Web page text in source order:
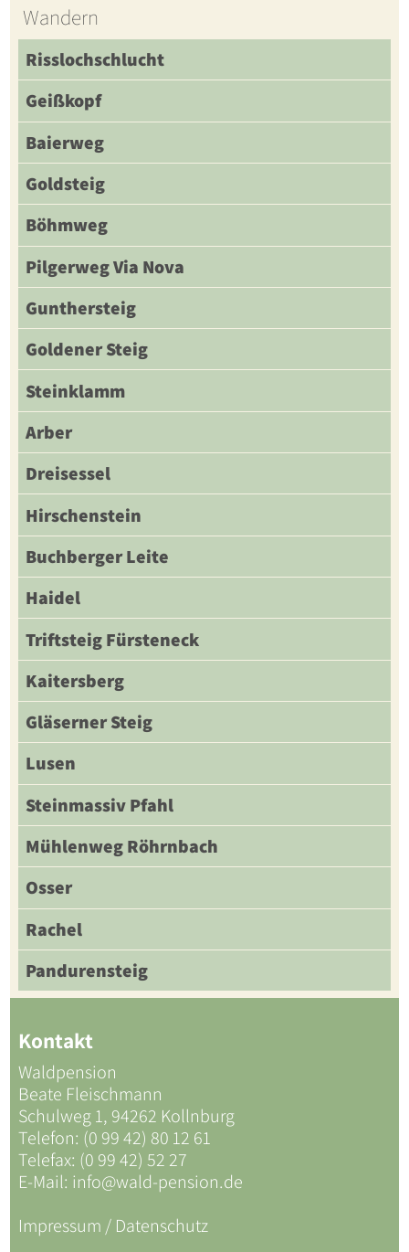
Wandern
Risslochschlucht
Geißkopf
Baierweg
Goldsteig
Böhmweg
Pilgerweg Via Nova
Gunthersteig
Goldener Steig
Steinklamm
Arber
Dreisessel
Hirschenstein
Buchberger Leite
Haidel
Triftsteig Fürsteneck
Kaitersberg
Gläserner Steig
Lusen
Steinmassiv Pfahl
Mühlenweg Röhrnbach
Osser
Rachel
Pandurensteig
Kontakt
Waldpension
Beate Fleischmann
Schulweg 1, 94262 Kollnburg
Telefon: (0 99 42) 80 12 61
Telefax: (0 99 42) 52 27
E-Mail: info@wald-pension.de
Impressum / Datenschutz